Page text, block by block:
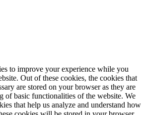
to improve your experience while you
Out of these cookies, the cookies that
are stored on your browser as they are
of basic functionalities of the website. We
that help us analyze and understand how